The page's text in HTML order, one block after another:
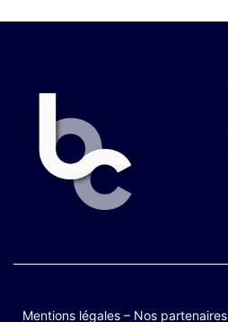
Mentions légales – Nos partenaires